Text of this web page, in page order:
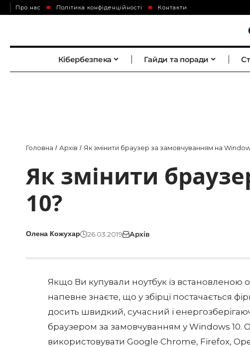
Про нас Політика конфіденційності Контакти
Кібербезпека Гайди та поради
Головна / Архів / Як змінити браузер за замовчуванням на
Як змінити
10?
Олена Кожухар 26.03.2019 Архів
Якщо Ви купували ноутбук із
напевне знаєте, що у збірці постачається
досить швидкий, сучасний і
браузером за замовчуванням у Windows 10.
використовувати Google Chrome, Firefox,